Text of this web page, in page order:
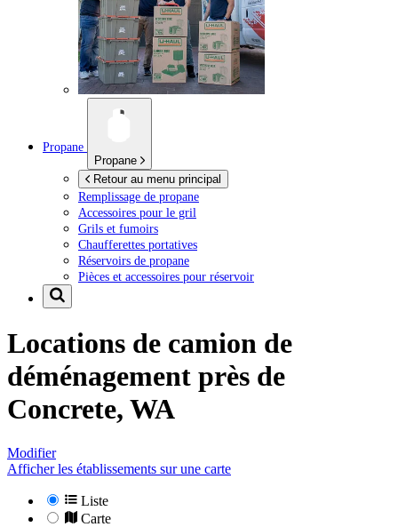
Propane
Propane
Retour au menu principal
Remplissage de propane
Accessoires pour le gril
Grils et fumoirs
Chaufferettes portatives
Réservoirs de propane
Pièces et accessoires pour réservoir
Locations de camion de
déménagement près de
Concrete, WA
Modifier
Afficher les établissements sur une carte
Liste
Carte